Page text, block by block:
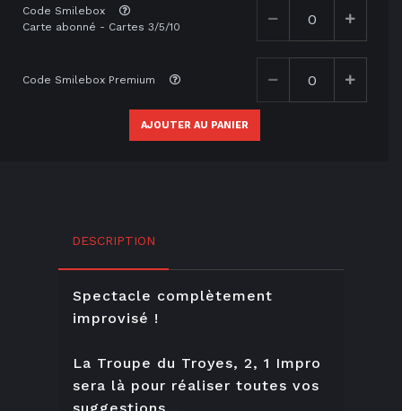
Code Smilebox
Carte abonné - Cartes 3/5/10
Code Smilebox Premium
AJOUTER AU PANIER
DESCRIPTION
Spectacle complètement
improvisé !
La Troupe du Troyes, 2, 1 Impro
sera là pour réaliser toutes vos